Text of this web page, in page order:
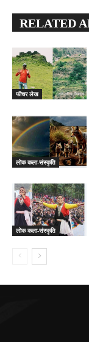
RELATED
फीचर लेख
लोक कला-संस्कृति
लोक कला-संस्कृति